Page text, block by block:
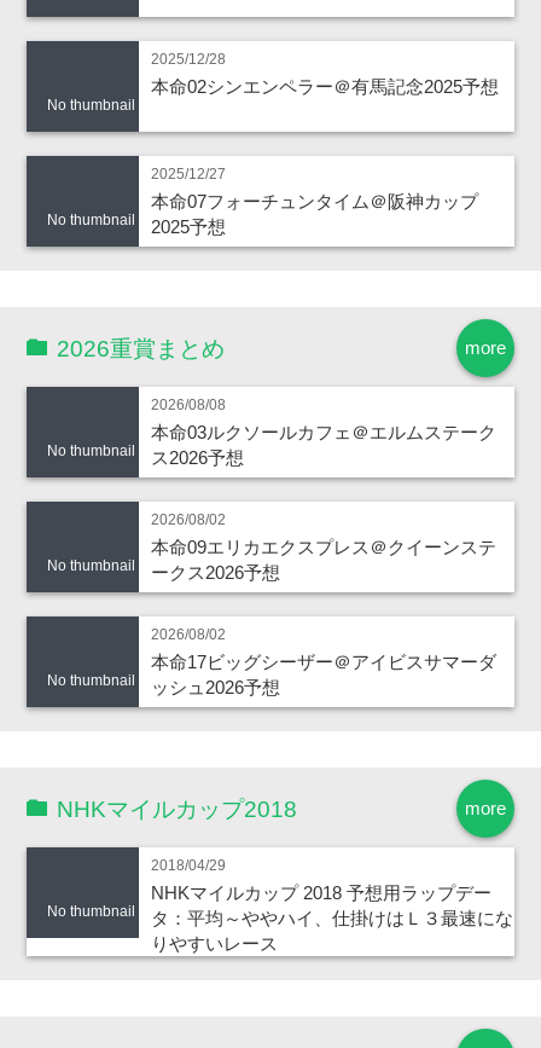
No thumbnail
2025/12/28
本命02シンエンペラー＠有馬記念2025予想
No thumbnail
2025/12/27
本命07フォーチュンタイム＠阪神カップ
2025予想
more
2026重賞まとめ
No thumbnail
2026/08/08
本命03ルクソールカフェ＠エルムステーク
ス2026予想
No thumbnail
2026/08/02
本命09エリカエクスプレス＠クイーンステ
ークス2026予想
No thumbnail
2026/08/02
本命17ビッグシーザー＠アイビスサマーダ
ッシュ2026予想
more
NHKマイルカップ2018
No thumbnail
2018/04/29
NHKマイルカップ 2018 予想用ラップデー
タ：平均～ややハイ、仕掛けはＬ３最速にな
りやすいレース